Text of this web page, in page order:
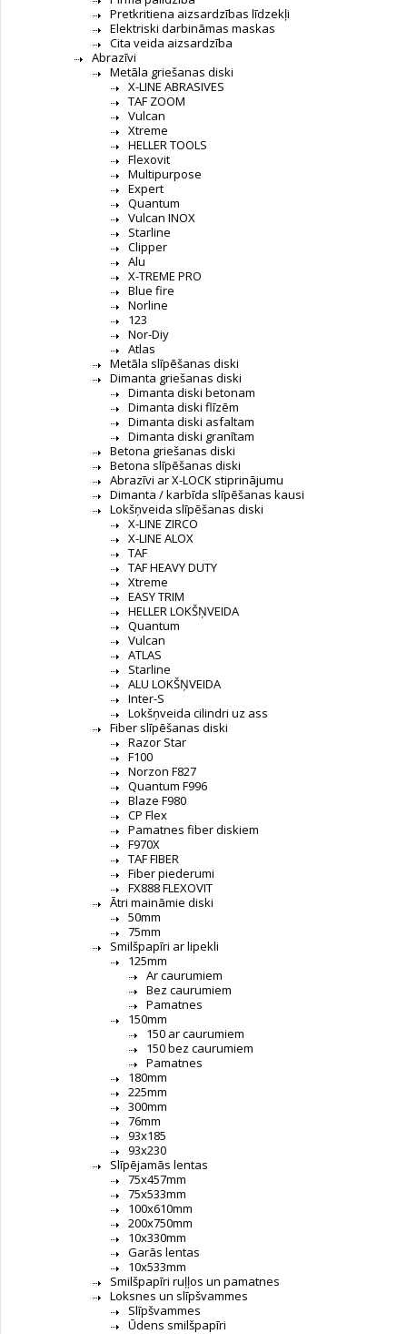
Pretkritiena aizsardzības līdzekļi
Elektriski darbināmas maskas
Cita veida aizsardzība
Abrazīvi
Metāla griešanas diski
X-LINE ABRASIVES
TAF ZOOM
Vulcan
Xtreme
HELLER TOOLS
Flexovit
Multipurpose
Expert
Quantum
Vulcan INOX
Starline
Clipper
Alu
X-TREME PRO
Blue fire
Norline
123
Nor-Diy
Atlas
Metāla slīpēšanas diski
Dimanta griešanas diski
Dimanta diski betonam
Dimanta diski flīzēm
Dimanta diski asfaltam
Dimanta diski granītam
Betona griešanas diski
Betona slīpēšanas diski
Abrazīvi ar X-LOCK stiprinājumu
Dimanta / karbīda slīpēšanas kausi
Lokšņveida slīpēšanas diski
X-LINE ZIRCO
X-LINE ALOX
TAF
TAF HEAVY DUTY
Xtreme
EASY TRIM
HELLER LOKŠŅVEIDA
Quantum
Vulcan
ATLAS
Starline
ALU LOKŠŅVEIDA
Inter-S
Lokšņveida cilindri uz ass
Fiber slīpēšanas diski
Razor Star
F100
Norzon F827
Quantum F996
Blaze F980
CP Flex
Pamatnes fiber diskiem
F970X
TAF FIBER
Fiber piederumi
FX888 FLEXOVIT
Ātri maināmie diski
50mm
75mm
Smilšpapīri ar lipekli
125mm
Ar caurumiem
Bez caurumiem
Pamatnes
150mm
150 ar caurumiem
150 bez caurumiem
Pamatnes
180mm
225mm
300mm
76mm
93x185
93x230
Slīpējamās lentas
75x457mm
75x533mm
100x610mm
200x750mm
10x330mm
Garās lentas
10x533mm
Smilšpapīri ruļļos un pamatnes
Loksnes un slīpšvammes
Slīpšvammes
Ūdens smilšpapīri